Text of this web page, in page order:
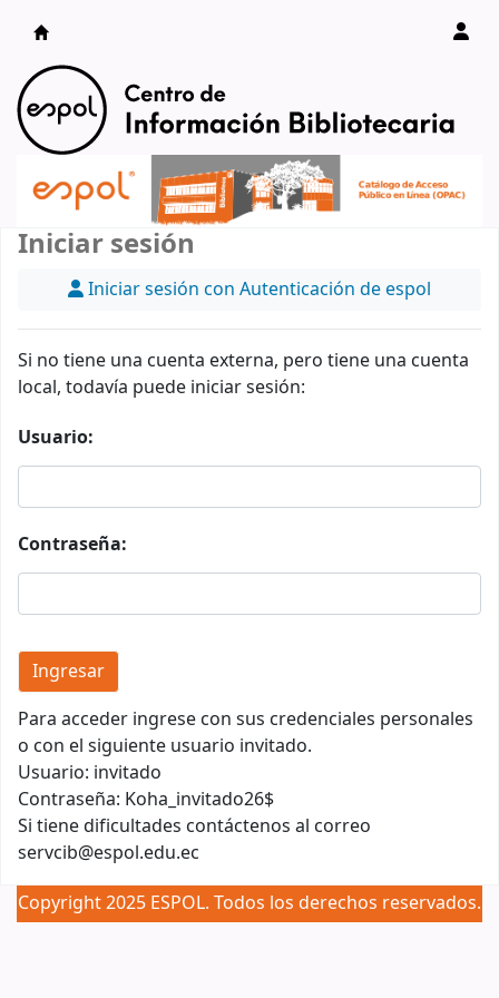
Catálogo en línea
Iniciar sesión
Iniciar sesión con Autenticación de espol
Si no tiene una cuenta externa, pero tiene una cuenta
local, todavía puede iniciar sesión:
Usuario:
Contraseña:
Para acceder ingrese con sus credenciales personales
o con el siguiente usuario invitado.
Usuario: invitado
Contraseña: Koha_invitado26$
Si tiene dificultades contáctenos al correo
servcib@espol.edu.ec
Copyright 2025 ESPOL. Todos los derechos reservados.